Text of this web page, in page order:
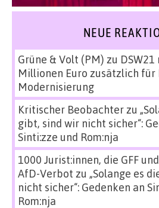
NEUE
Grüne & Volt (PM) zu
Millionen Euro zusätzlich
Modernisierung
Kritischer Beobachterzu
gibt, sind wir nicht sicher“:
Sinti:zze und Rom:nja
1000 Jurist:innen, die GFF
AfD-Verbot zu „Solange es
nicht sicher“: Gedenken an
Rom:nja